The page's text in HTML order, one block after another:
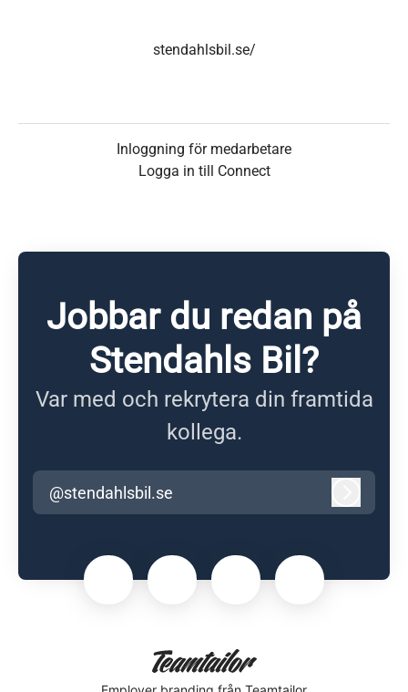
stendahlsbil.se/
Inloggning för medarbetare
Logga in till Connect
Jobbar du redan på
Stendahls Bil?
Var med och rekrytera din framtida
kollega.
@stendahlsbil.se